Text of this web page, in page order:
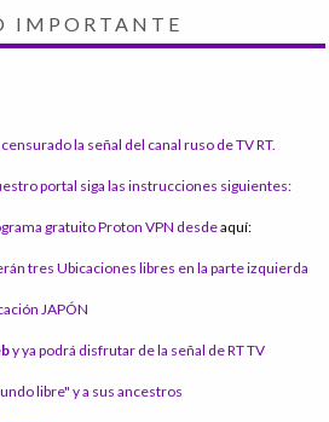
IMPORTANTE
la señal del canal ruso de TV RT.
portal siga las instrucciones siguientes:
gratuito Proton VPN desdeaquí:
tres Ubicaciones libres en la parte izquierda
JAPÓN
y ya podrá disfrutar de la señal de RT TV
libre" y a sus ancestros